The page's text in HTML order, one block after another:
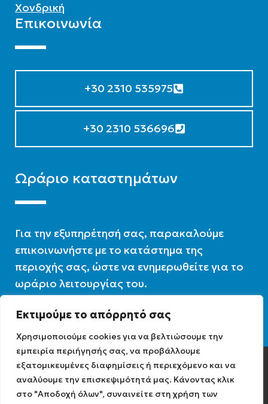
Εκτιμούμε το απόρρητό σας
Χρησιμοποιούμε cookies για να βελτιώσουμε την
εμπειρία περιήγησής σας, να προβάλλουμε
εξατομικευμένες διαφημίσεις ή περιεχόμενο και να
αναλύουμε την επισκεψιμότητά μας. Κάνοντας κλικ
στο "Αποδοχή όλων", συναινείτε στη χρήση των
Χονδρική
Επικοινωνία
+30 2310 535975
+30 2310 536696
Ωράριο καταστημάτων
Για την εξυπηρέτησή σας, παρακαλούμε
επικοινωνήστε με το κατάστημα της
περιοχής σας, ώστε να ενημερωθείτε για το
ωράριο λειτουργίας του.
Ωράριο λειτουργίας : 07:30 – 16:00
Diathermiki.gr © 2022